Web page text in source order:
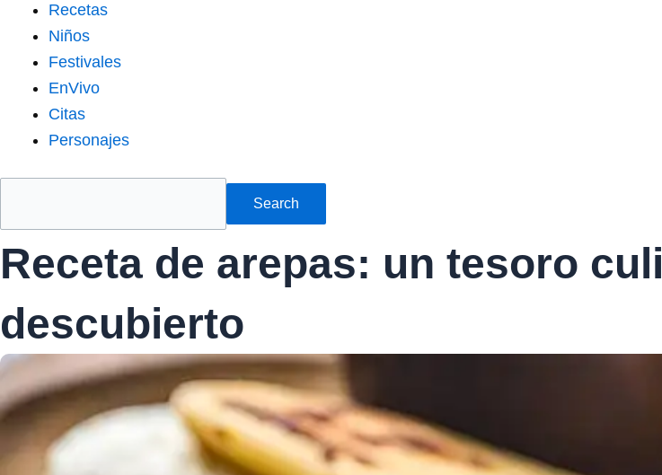
Recetas
Niños
Festivales
EnVivo
Citas
Personajes
Search
Receta de arepas: un tesoro
descubierto